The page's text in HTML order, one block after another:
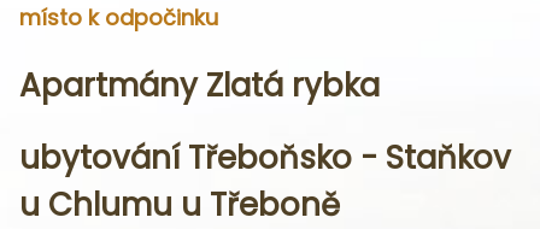
místo k odpočinku
Apartmány Zlatá rybka
ubytování Třeboňsko - Staňkov
u Chlumu u Třeboně